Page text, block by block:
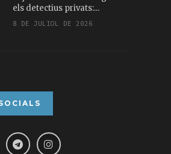
els detectius privats:...
8 DE JULIOL DE 2026